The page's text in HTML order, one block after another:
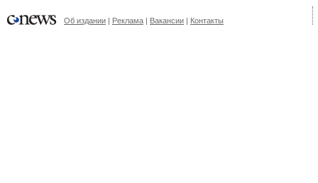
Об издании | Реклама | Вакансии | Контакты